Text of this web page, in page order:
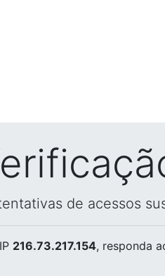
de acessos
216.73.217.154, responda